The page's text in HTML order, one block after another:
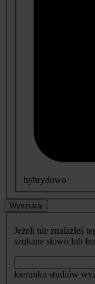
hybrydowo
Wyszukaj
Jeżeli nie znalazłeś
szukane słowo lub
kierunku studiów